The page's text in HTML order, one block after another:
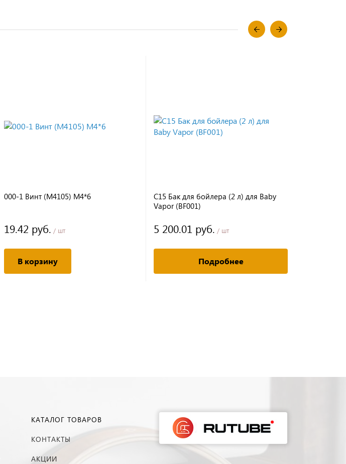
000-1 Винт (М4105) М4*6
19.42 руб. / шт
В корзину
C15 Бак для бойлера (2 л) для Baby
Vapor (BF001)
5 200.01 руб. / шт
Подробнее
КАТАЛОГ ТОВАРОВ
КОНТАКТЫ
АКЦИИ